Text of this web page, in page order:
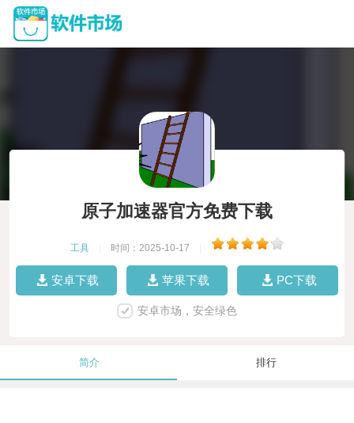
原子加速器官方免费下载
工具 时间：2025-10-17
安卓下载 苹果下载 PC下载
安卓市场，安全绿色
简介 排行